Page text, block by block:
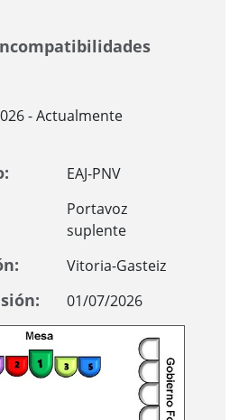
- Actualmente
EAJ-PNV
Portavoz
suplente
Vitoria-Gasteiz
01/07/2026